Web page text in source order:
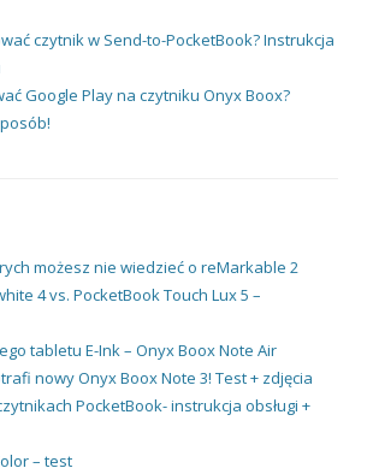
czytnik w Send-to-PocketBook? Instrukcja
Google Play na czytniku Onyx Boox?
możesz nie wiedzieć o reMarkable 2
4 vs. PocketBook Touch Lux 5 –
tabletu E-Ink – Onyx Boox Note Air
nowy Onyx Boox Note 3! Test + zdjęcia
PocketBook- instrukcja obsługi +
– test